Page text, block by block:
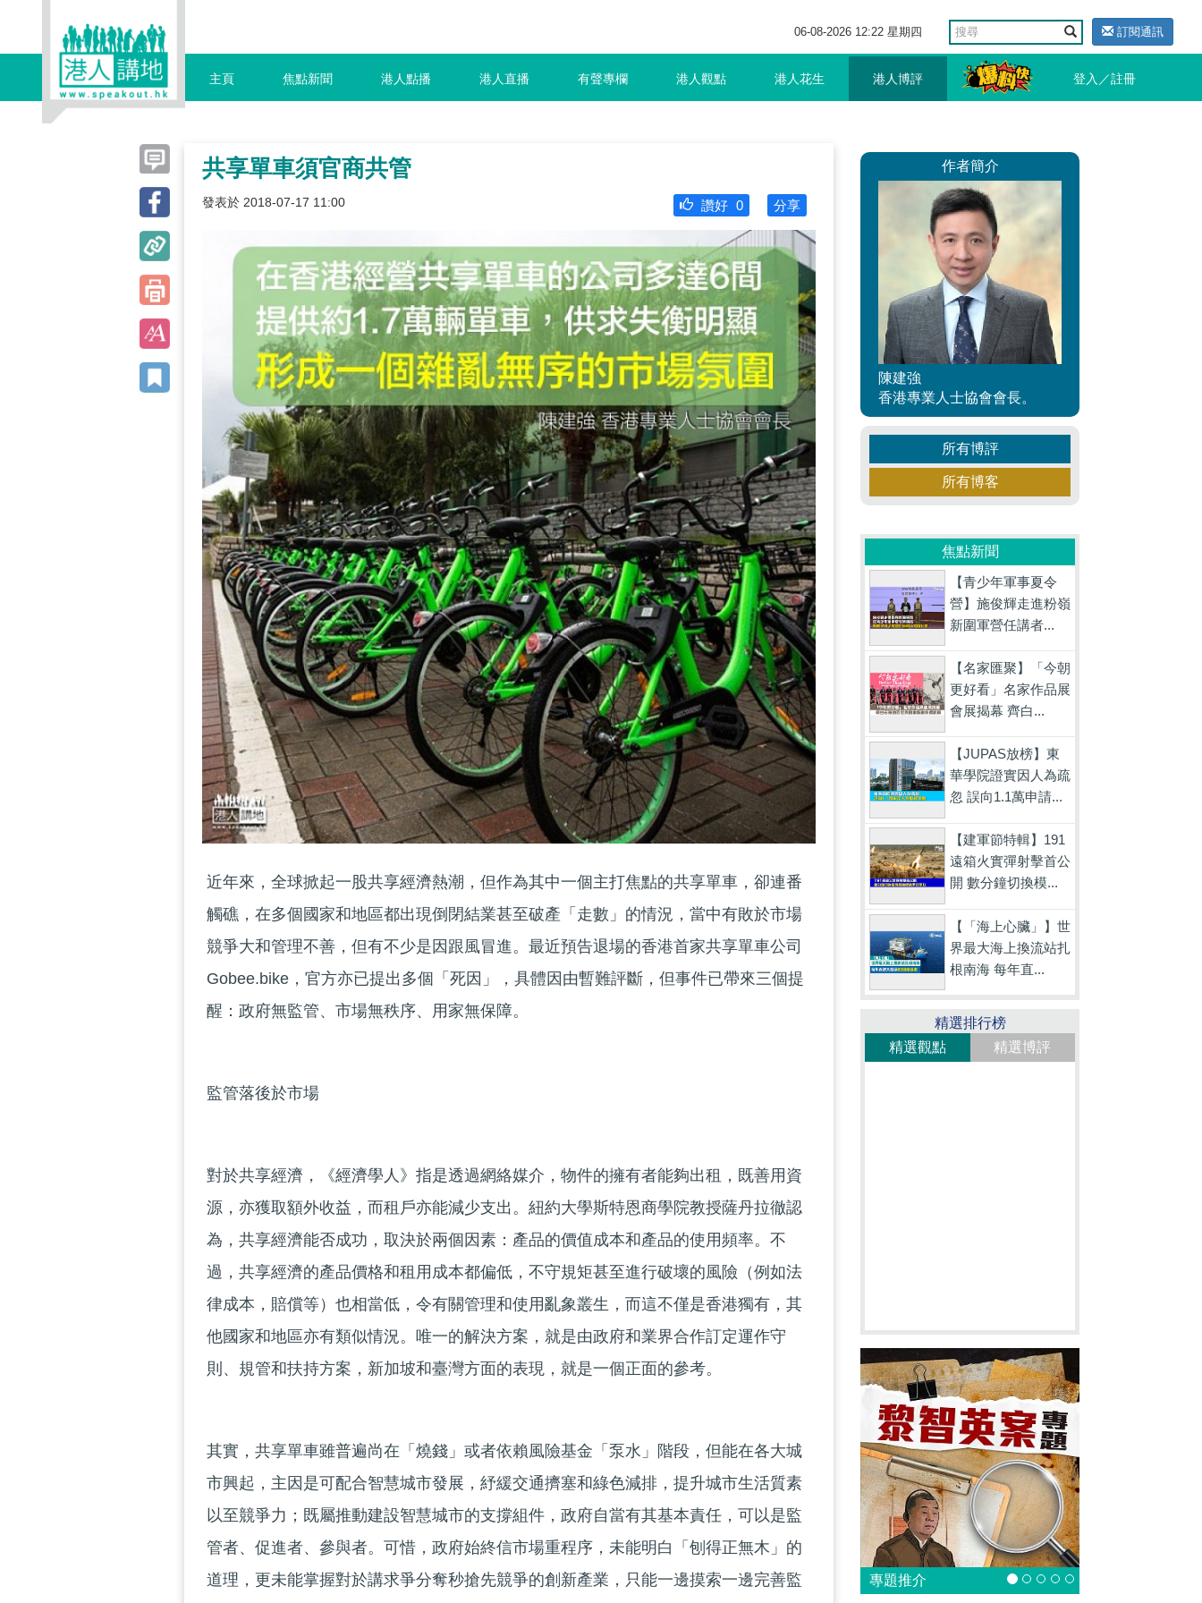
06-08-2026 12:22 星期四 訂閱通訊
主頁 焦點新聞 港人點播 港人直播 有聲專欄 港人觀點 港人花生 港人博評 登入／註冊
共享單車須官商共管
發表於 2018-07-17 11:00 分享
讚好 0
近年來，全球掀起一股共享經濟熱潮，但作為其中一個主打焦點的共享單車，卻連番
觸礁，在多個國家和地區都出現倒閉結業甚至破產「走數」的情況，當中有敗於市場
競爭大和管理不善，但有不少是因跟風冒進。最近預告退場的香港首家共享單車公司
Gobee.bike，官方亦已提出多個「死因」，具體因由暫難評斷，但事件已帶來三個提
醒：政府無監管、市場無秩序、用家無保障。
監管落後於市場
對於共享經濟，《經濟學人》指是透過網絡媒介，物件的擁有者能夠出租，既善用資
源，亦獲取額外收益，而租戶亦能減少支出。紐約大學斯特恩商學院教授薩丹拉徹認
為，共享經濟能否成功，取決於兩個因素：產品的價值成本和產品的使用頻率。不
過，共享經濟的產品價格和租用成本都偏低，不守規矩甚至進行破壞的風險（例如法
律成本，賠償等）也相當低，令有關管理和使用亂象叢生，而這不僅是香港獨有，其
他國家和地區亦有類似情況。唯一的解決方案，就是由政府和業界合作訂定運作守
則、規管和扶持方案，新加坡和臺灣方面的表現，就是一個正面的參考。
其實，共享單車雖普遍尚在「燒錢」或者依賴風險基金「泵水」階段，但能在各大城
市興起，主因是可配合智慧城市發展，紓緩交通擠塞和綠色減排，提升城市生活質素
以至競爭力；既屬推動建設智慧城市的支撐組件，政府自當有其基本責任，可以是監
管者、促進者、參與者。可惜，政府始終信市場重程序，未能明白「刨得正無木」的
道理，更未能掌握對於講求爭分奪秒搶先競爭的創新產業，只能一邊摸索一邊完善監
作者簡介
陳建強
香港專業人士協會會長。
所有博評
所有博客
焦點新聞
【青少年軍事夏令
營】施俊輝走進粉嶺
新圍軍營任講者...
【名家匯聚】「今朝
更好看」名家作品展
會展揭幕 齊白...
【JUPAS放榜】東
華學院證實因人為疏
忽 誤向1.1萬申請...
【建軍節特輯】191
遠箱火實彈射擊首公
開 數分鐘切換模...
【「海上心臟」】世
界最大海上換流站扎
根南海 每年直...
精選排行榜
精選觀點
精選博評
專題推介